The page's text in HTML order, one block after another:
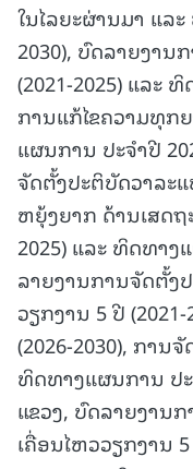
ໃນໄລຍະຜ່ານມາ ແລ
2030), ບົດລາຍງານ
(2021-2025) ແລະ
ການແກ້ໄຂຄວາມທຸກ
ແຜນການ ປະຈຳປີ
ຈັດຕັ້ງປະຕິບັດວາລະ
ຫຍຸ້ງຍາກ ດ້ານເສດຖ
2025) ແລະ ທິດທາງ
ລາຍງານການຈັດຕັ້ງ
ວຽກງານ 5 ປີ
(2026-2030), ການ
ທິດທາງແຜນການ ປະ
ແຂວງ, ບົດລາຍງານ
ເຄື່ອນໄຫວວຽກງານ